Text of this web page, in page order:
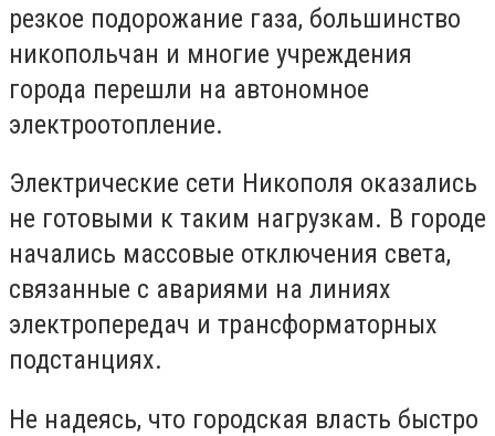
резкое подорожание газа, большинство
никопольчан и многие учреждения
города перешли на автономное
электроотопление.
Электрические сети Никополя оказались
не готовыми к таким нагрузкам. В городе
начались массовые отключения света,
связанные с авариями на линиях
электропередач и трансформаторных
подстанциях.
Не надеясь, что городская власть быстро